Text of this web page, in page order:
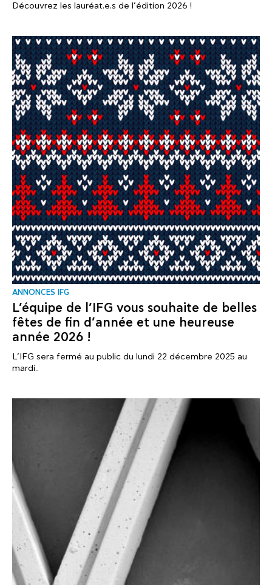
Découvrez les lauréat.e.s de l’édition 2026 !
ANNONCES IFG
L’équipe de l’IFG vous souhaite de belles
fêtes de fin d’année et une heureuse
année 2026 !
L’IFG sera fermé au public du lundi 22 décembre 2025 au
mardi..